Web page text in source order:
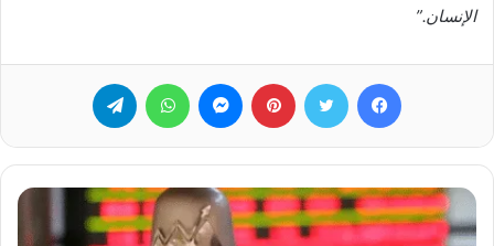
الإنسان.”
فيسبوك تويتر بينتيريست ماسنجر واتساب